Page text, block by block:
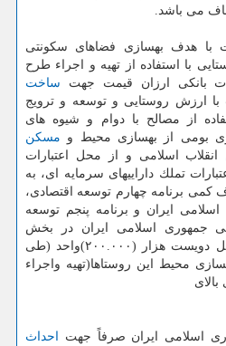
می باشد.
است با هدف بهسازی فضاهای سكونتی
با استفاده از تهیه و اجراء طرح
بانكی ارزان قیمت جهت ساخت
ارزش روستایی و توسعه و ترویج
از مصالح با دوام و شیوه های
بومی از بهسازی محیط و مسكن
انقلاب اسلامی و از محل اعتبارات
تملك داراییهای سرمایه ای، به
كمی برنامه چهارم توسعه اقتصادی،
ایران و برنامه پنجم توسعه
جمهوری اسلامی ایران در بخش
روستایی سالانه حداقل دویست هزار (۲۰۰.۰۰۰)واحد (طی
محیط این روستاها(تهیه واجراء
احداث